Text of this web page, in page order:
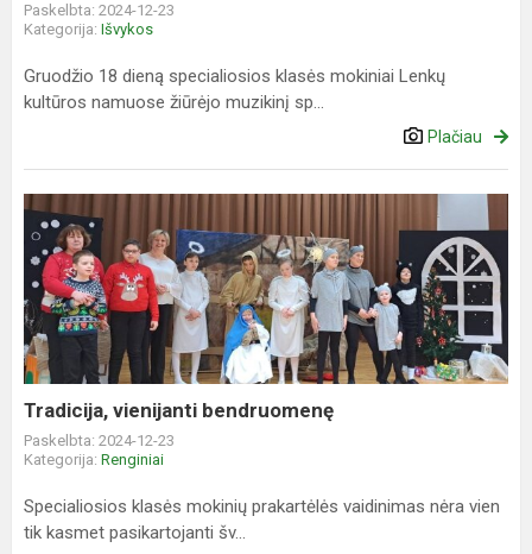
Paskelbta: 2024-12-23
Kategorija: Išvykos
Gruodžio 18 dieną specialiosios klasės mokiniai Lenkų
kultūros namuose žiūrėjo muzikinį sp...
Plačiau
Tradicija,
vienijanti
bendruomenę
Tradicija, vienijanti bendruomenę
Paskelbta: 2024-12-23
Kategorija: Renginiai
Specialiosios klasės mokinių prakartėlės vaidinimas nėra vien
tik kasmet pasikartojanti šv...